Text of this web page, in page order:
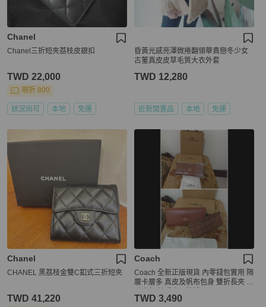
Chanel
Chanel三折短夾荔枝皮銀扣
TWD 22,000
現折 800
狀況尚可 本地 免運
昏黃光感亮澤微捲翻領華貴戀冬少女
古董真皮皮草毛質大衣外套
TWD 12,280
近新閒置品 本地 免運
Chanel
CHANEL 黑荔枝金雙C釦式三折短夾
TWD 41,220
Coach
Coach 全新正版現貨 內零錢包實用 隔
層卡層多 真皮及帆布包身 雙折長夾 內
TWD 3,490